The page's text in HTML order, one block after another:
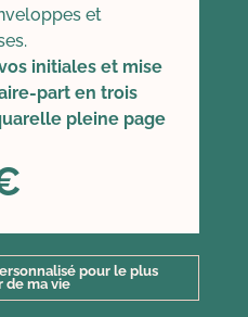
et
initiales et mise
part en trois
pleine page
pour le plus
de ma vie